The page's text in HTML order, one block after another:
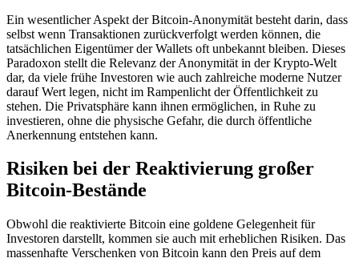
Ein wesentlicher Aspekt der Bitcoin-Anonymität besteht darin, dass
selbst wenn Transaktionen zurückverfolgt werden können, die
tatsächlichen Eigentümer der Wallets oft unbekannt bleiben. Dieses
Paradoxon stellt die Relevanz der Anonymität in der Krypto-Welt
dar, da viele frühe Investoren wie auch zahlreiche moderne Nutzer
darauf Wert legen, nicht im Rampenlicht der Öffentlichkeit zu
stehen. Die Privatsphäre kann ihnen ermöglichen, in Ruhe zu
investieren, ohne die physische Gefahr, die durch öffentliche
Anerkennung entstehen kann.
Risiken bei der Reaktivierung großer
Bitcoin-Bestände
Obwohl die reaktivierte Bitcoin eine goldene Gelegenheit für
Investoren darstellt, kommen sie auch mit erheblichen Risiken. Das
massenhafte Verschenken von Bitcoin kann den Preis auf dem